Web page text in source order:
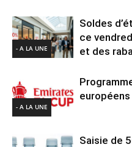
- A LA UNE
Soldes
ce
et des
- A LA UNE
Saisie de